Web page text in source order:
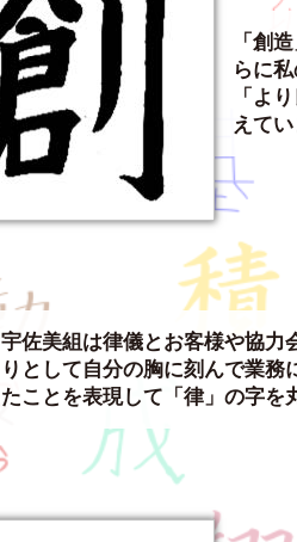
「創
らに
「よ
えてい
宇佐美組は律儀とお客様や協力
りとして自分の胸に刻んで業務
たことを表現して「律」の字を